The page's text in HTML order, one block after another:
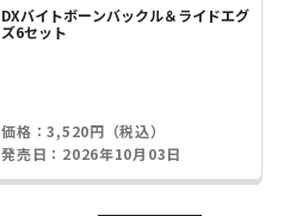
DXバイトボーンバックル＆ライドエグ
ズ6セット
価格：3,520円（税込）
発売日：2026年10月03日